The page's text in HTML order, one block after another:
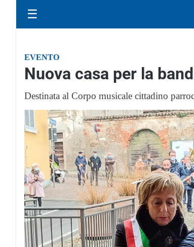
☰
EVENTO
Nuova casa per la
Destinata al Corpo musicale cittadino